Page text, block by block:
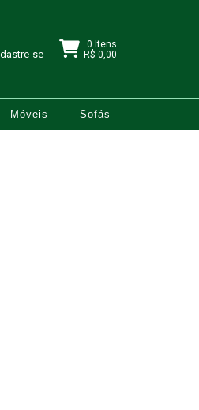
se
0 Itens
R$ 0,00
Móveis Sofás